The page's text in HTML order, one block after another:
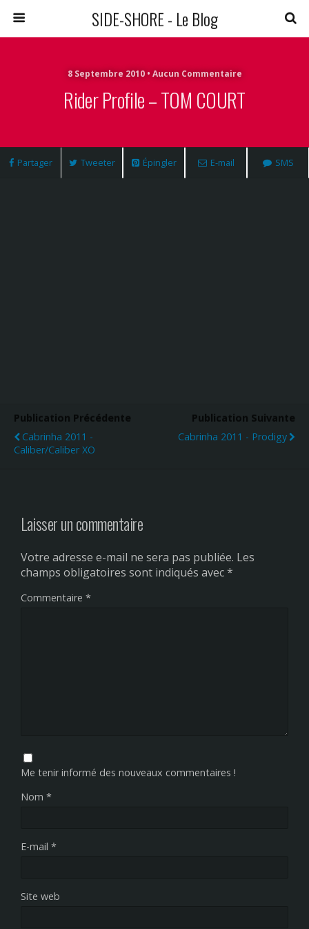
SIDE-SHORE - Le Blog
8 Septembre 2010 • Aucun Commentaire
Rider Profile – TOM COURT
Partager Tweeter Épingler E-mail SMS
Publication Précédente
Cabrinha 2011 -
Caliber/Caliber XO
Publication Suivante
Cabrinha 2011 - Prodigy
Laisser un commentaire
Votre adresse e-mail ne sera pas publiée. Les
champs obligatoires sont indiqués avec*
Commentaire *
Me tenir informé des nouveaux commentaires !
Nom *
E-mail *
Site web